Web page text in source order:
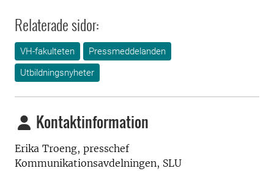
Relaterade sidor:
VH-fakulteten
Pressmeddelanden
Utbildningsnyheter
Kontaktinformation
Erika Troeng, presschef
Kommunikationsavdelningen, SLU